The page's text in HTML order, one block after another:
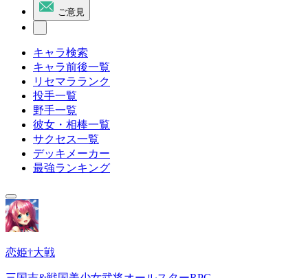
ご意見
キャラ検索
キャラ前後一覧
リセマラランク
投手一覧
野手一覧
彼女・相棒一覧
サクセス一覧
デッキメーカー
最強ランキング
恋姫†大戦